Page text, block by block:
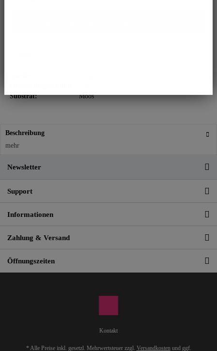
Substrat:
Moos
Beschreibung
mehr
Newsletter
Support
Informationen
Zahlung & Versand
Öffnungszeiten
Kontakt
* Alle Preise inkl. gesetzl. Mehrwertsteuer zzgl. Versandkostenund ggf.